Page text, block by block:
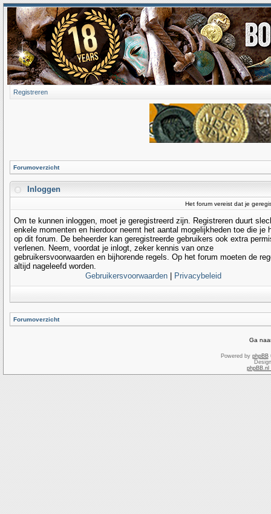
Registreren
Forumoverzicht
Inloggen
Het forum vereist dat je
Om te kunnen inloggen, moet je geregistreerd zijn. Registreren duurt
enkele momenten en hierdoor neemt het aantal mogelijkheden toe die je
op dit forum. De beheerder kan geregistreerde gebruikers ook extra
verlenen. Neem, voordat je inlogt, zeker kennis van onze
gebruikersvoorwaarden en bijhorende regels. Op het forum moeten de
altijd nageleefd worden.
Gebruikersvoorwaarden
Privacybeleid
Forumoverzicht
Ga
Powered by phpBB
phpBB.nl